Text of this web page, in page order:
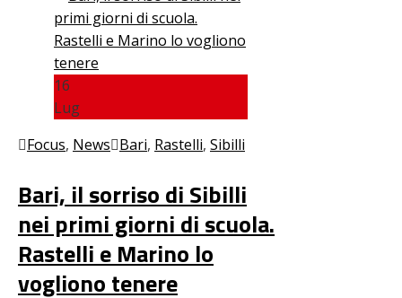
16
Lug
Focus, News Bari, Rastelli, Sibilli
Bari, il sorriso di Sibilli
nei primi giorni di scuola.
Rastelli e Marino lo
vogliono tenere